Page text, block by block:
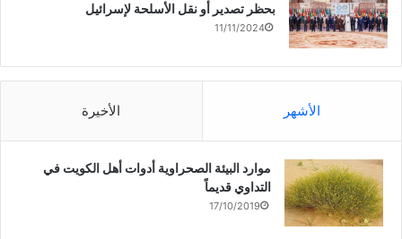
بحظر تصدير أو نقل الأسلحة لإسرائيل
11/11/2024
الأشهر الأخيرة
موارد البيئة الصحراوية أدوات أهل الكويت في
التداوي قديماً
17/10/2019